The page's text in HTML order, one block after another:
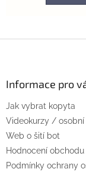
Informace pro
Jak vybrat kopyta
Videokurzy / osobní
Web o šití bot
Hodnocení obchodu
Podmínky ochrany